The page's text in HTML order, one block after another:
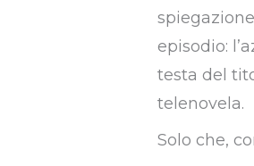
episodio:
testa del
telenovela.
Solo che,